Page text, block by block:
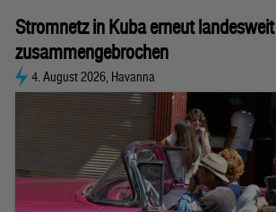
Stromnetz in Kuba erneut landesweit
zusammengebrochen
4. August 2026, Havanna